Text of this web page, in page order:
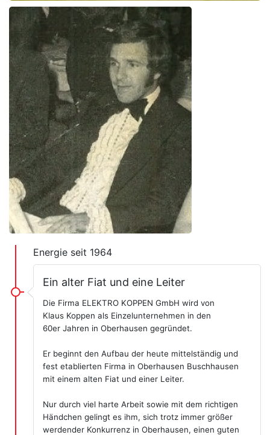
Energie seit 1964
Ein alter Fiat und eine Leiter
Die Firma ELEKTRO KOPPEN GmbH wird von
Klaus Koppen als Einzelunternehmen in den
60er Jahren in Oberhausen gegründet.
Er beginnt den Aufbau der heute mittelständig und
fest etablierten Firma in Oberhausen Buschhausen
mit einem alten Fiat und einer Leiter.
Nur durch viel harte Arbeit sowie mit dem richtigen
Händchen gelingt es ihm, sich trotz immer größer
werdender Konkurrenz in Oberhausen, einen guten